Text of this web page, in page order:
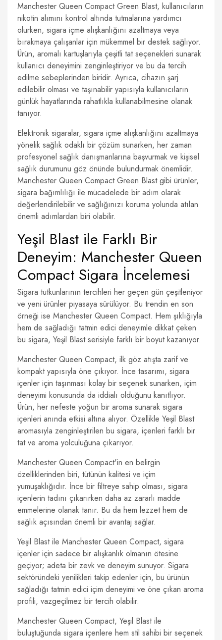
Manchester Queen Compact Green Blast, kullanıcıların
nikotin alımını kontrol altında tutmalarına yardımcı
olurken, sigara içme alışkanlığını azaltmaya veya
bırakmaya çalışanlar için mükemmel bir destek sağlıyor.
Ürün, aromalı kartuşlarıyla çeşitli tat seçenekleri sunarak
kullanıcı deneyimini zenginleştiriyor ve bu da tercih
edilme sebeplerinden biridir. Ayrıca, cihazın şarj
edilebilir olması ve taşınabilir yapısıyla kullanıcıların
günlük hayatlarında rahatlıkla kullanabilmesine olanak
tanıyor.
Elektronik sigaralar, sigara içme alışkanlığını azaltmaya
yönelik sağlık odaklı bir çözüm sunarken, her zaman
profesyonel sağlık danışmanlarına başvurmak ve kişisel
sağlık durumunu göz önünde bulundurmak önemlidir.
Manchester Queen Compact Green Blast gibi ürünler,
sigara bağımlılığı ile mücadelede bir adım olarak
değerlendirilebilir ve sağlığınızı koruma yolunda atılan
önemli adımlardan biri olabilir.
Yeşil Blast ile Farklı Bir
Deneyim: Manchester Queen
Compact Sigara İncelemesi
Sigara tutkunlarının tercihleri her geçen gün çeşitleniyor
ve yeni ürünler piyasaya sürülüyor. Bu trendin en son
örneği ise Manchester Queen Compact. Hem şıklığıyla
hem de sağladığı tatmin edici deneyimle dikkat çeken
bu sigara, Yeşil Blast serisiyle farklı bir boyut kazanıyor.
Manchester Queen Compact, ilk göz atışta zarif ve
kompakt yapısıyla öne çıkıyor. İnce tasarımı, sigara
içenler için taşınması kolay bir seçenek sunarken, içim
deneyimi konusunda da iddialı olduğunu kanıtlıyor.
Ürün, her nefeste yoğun bir aroma sunarak sigara
içenleri anında etkisi altına alıyor. Özellikle Yeşil Blast
aromasıyla zenginleştirilen bu sigara, içenleri farklı bir
tat ve aroma yolculuğuna çıkarıyor.
Manchester Queen Compact'in en belirgin
özelliklerinden biri, tütünün kalitesi ve içim
yumuşaklığıdır. İnce bir filtreye sahip olması, sigara
içenlerin tadını çıkarırken daha az zararlı madde
emmelerine olanak tanır. Bu da hem lezzet hem de
sağlık açısından önemli bir avantaj sağlar.
Yeşil Blast ile Manchester Queen Compact, sigara
içenler için sadece bir alışkanlık olmanın ötesine
geçiyor; adeta bir zevk ve deneyim sunuyor. Sigara
sektöründeki yenilikleri takip edenler için, bu ürünün
sağladığı tatmin edici içim deneyimi ve öne çıkan aroma
profili, vazgeçilmez bir tercih olabilir.
Manchester Queen Compact, Yeşil Blast ile
buluştuğunda sigara içenlere hem stil sahibi bir seçenek